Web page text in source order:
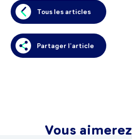
Tous les articles
Partager l’article
Vous aimerez